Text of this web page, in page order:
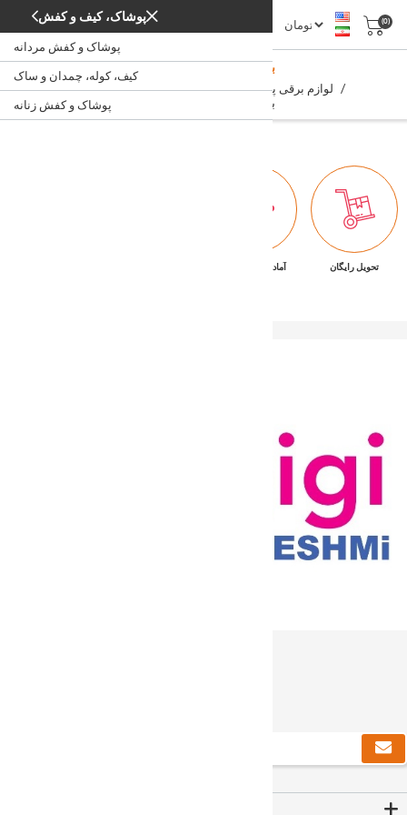
(0) پوشاک، کیف و کفش
پوشاک و کفش مردانه
کیف، کوله، چمدان و ساک
پوشاک و کفش زنانه
بخارپز، آرام‌پز و هوا‌پز برقی
خانه / لوازم خانگی / آشپزخانه / لوازم برقی پخت و پز
/
بخارپز، آرام‌پز و هوا‌پز برقی
آماده تحویل فوری تحویل رایگان